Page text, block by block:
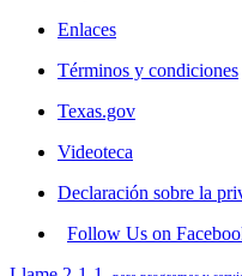
Enlaces
Términos y condiciones
Texas.gov
Videoteca
Declaración sobre la
Follow Us on